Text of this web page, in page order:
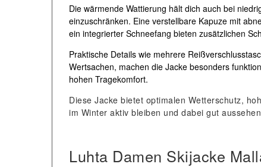
Die wärmende Wattierung hält dich auch bei
einzuschränken. Eine verstellbare Kapuze mit
ein integrierter Schneefang bieten zusätzlichen
Praktische Details wie mehrere
Wertsachen, machen die Jacke besonders
hohen Tragekomfort.
Diese Jacke bietet optimalen Wetterschutz,
im Winter aktiv bleiben und dabei gut
Luhta Damen Skijacke